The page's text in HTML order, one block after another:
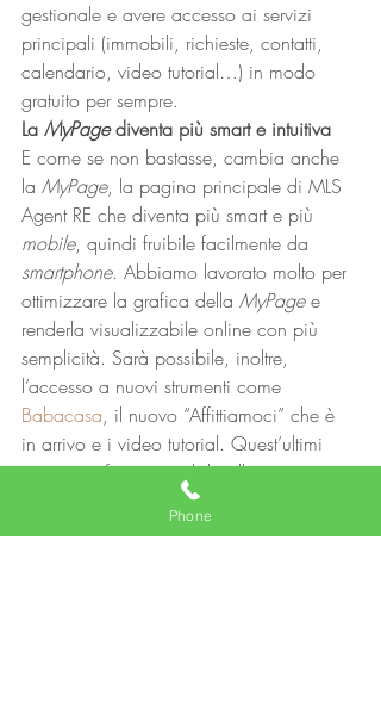
gestionale e avere accesso ai servizi
principali (immobili, richieste, contatti,
calendario, video tutorial…) in modo
gratuito per sempre.
La MyPage diventa più smart e intuitiva
E come se non bastasse, cambia anche
la MyPage, la pagina principale di MLS
Agent RE che diventa più smart e più
mobile, quindi fruibile facilmente da
smartphone. Abbiamo lavorato molto per
ottimizzare la grafica della MyPage e
renderla visualizzabile online con più
semplicità. Sarà possibile, inoltre,
l’accesso a nuovi strumenti come
Babacasa, il nuovo “Affittiamoci” che è
in arrivo e i video tutorial. Quest’ultimi
saranno infatti sia visibili sulla propria
area personale, sia contestualmente
all’operazione svolta.
Phone